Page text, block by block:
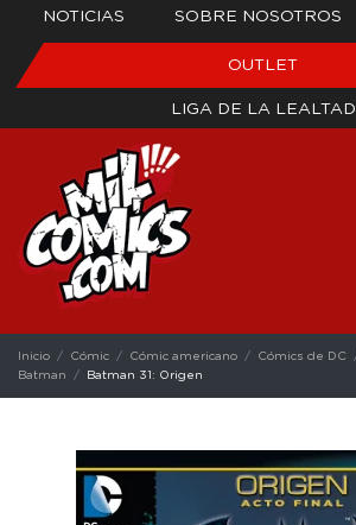
NOTICIAS SOBRE NOSOTROS
OUTLET
LIGA DE LA LEALTAD
Inicio Cómic Cómic americano Cómics de DC
Batman
Batman 31: Origen